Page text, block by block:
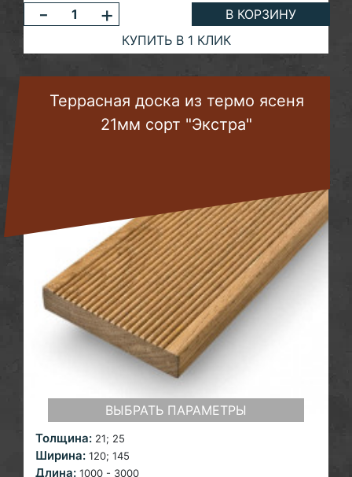
- +
В КОРЗИНУ
КУПИТЬ В 1 КЛИК
Террасная доска из термо ясеня
21мм сорт "Экстра"
ВЫБРАТЬ ПАРАМЕТРЫ
Толщина: 21; 25
Ширина: 120; 145
Длина: 1000 - 3000